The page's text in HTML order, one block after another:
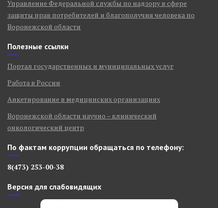
Управление Федеральной службы по надзору в сфере
защиты прав потребителей и благополучия человека по
Воронежской области
Полезные ссылки
Портал государственных и муниципальных услуг
Работа в России
Анкетирование в медицинских организациях
Воронежской области научно – клинический
онкологический центр
По фактам коррупции обращаться по телефону:
8(473) 253-00-38
Версия для слабовидящих